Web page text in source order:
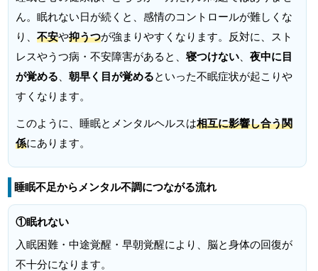
ん。眠れない日が続くと、感情のコントロールが難しくな
り、不安や抑うつが強まりやすくなります。反対に、スト
レスやうつ病・不安障害があると、寝つけない 、夜中に目
が覚める 、朝早く目が覚めるといった不眠症状が起こりや
すくなります。
このように、睡眠とメンタルヘルスは相互に影響し合う関
係にあります。
睡眠不足からメンタル不調につながる流れ
①眠れない
入眠困難・中途覚醒・早朝覚醒により、脳と身体の回復が
不十分になります。